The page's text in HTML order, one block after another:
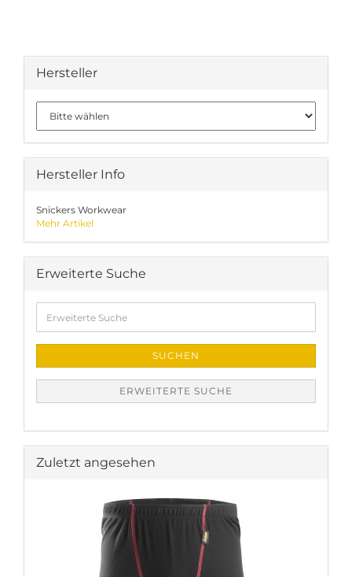
Hersteller
Hersteller Info
Snickers Workwear
Mehr Artikel
Erweiterte Suche
Suche
SUCHEN
ERWEITERTE SUCHE
Zuletzt angesehen